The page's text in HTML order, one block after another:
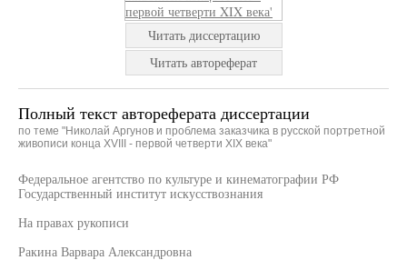
Читать диссертацию
Читать автореферат
Полный текст автореферата диссертации
по теме "Николай Аргунов и проблема заказчика в русской портретной
живописи конца XVIII - первой четверти XIX века"
Федеральное агентство по культуре и кинематографии РФ
Государственный институт искусствознания
На правах рукописи
Ракина Варвара Александровна